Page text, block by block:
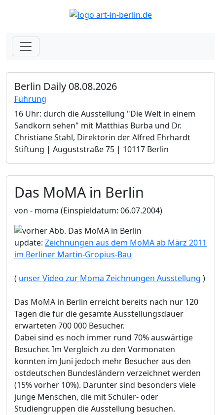
Berlin Daily 08.08.2026
Führung
16 Uhr: durch die Ausstellung "Die Welt in einem
Sandkorn sehen" mit Matthias Burba und Dr.
Christiane Stahl, Direktorin der Alfred Ehrhardt
Stiftung | Auguststraße 75 | 10117 Berlin
Das MoMA in Berlin
von - moma (Einspieldatum: 06.07.2004)
update: Zeichnungen aus dem MoMA ab März 2011
im Berliner Martin-Gropius-Bau
( unser Video zur Moma Zeichnungen Ausstellung )
Das MoMA in Berlin erreicht bereits nach nur 120
Tagen die für die gesamte Ausstellungsdauer
erwarteten 700 000 Besucher.
Dabei sind es noch immer rund 70% auswärtige
Besucher. Im Vergleich zu den Vormonaten
konnten im Juni jedoch mehr Besucher aus den
ostdeutschen Bundesländern verzeichnet werden
(15% vorher 10%). Darunter sind besonders viele
junge Menschen, die mit Schüler- oder
Studiengruppen die Ausstellung besuchen.